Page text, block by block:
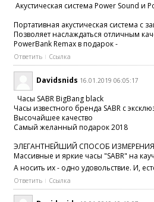
Акустическая система Power Sound и
Портативная акустическая система
Позволяет наслаждаться отличным
PowerBank Remax в подарок -
Ответить Ссылка
Davidsnids 16.01.2019 06:05:17
Часы SABR BigBang black
Часы известного бренда SABR с
Высочайшее качество
Самый желанный подарок 2018
ЭЛЕГАНТНЕЙШИЙ СПОСОБ
Массивные и яркие часы "SABR" на
А носить их - одно удовольствие. И,
Ответить Ссылка